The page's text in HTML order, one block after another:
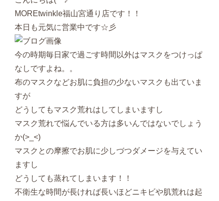
MOREtwinkle福山宮通り店です！！
本日も元気に営業中です☆彡
今の時期毎日家で過ごす時間以外はマスクをつけっぱ
なしですよね。。
布のマスクなどお肌に負担の少ないマスクも出ていま
すが
どうしてもマスク荒れはしてしまいますし
マスク荒れで悩んでいる方は多いんではないでしょう
か(>_<)
マスクとの摩擦でお肌に少しづつダメージを与えてい
ますし
どうしても蒸れてしまいます！！
不衛生な時間が長ければ長いほどニキビや肌荒れは起